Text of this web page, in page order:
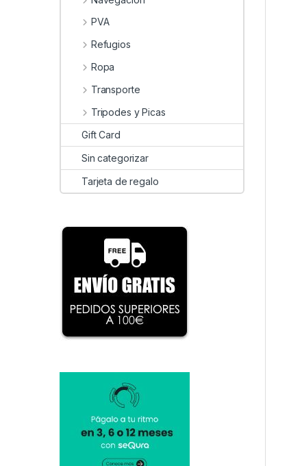
PVA
Refugios
Ropa
Transporte
Tripodes y Picas
Gift Card
Sin categorizar
Tarjeta de regalo